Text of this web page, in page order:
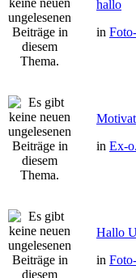
hallo
in
in Ex-
Hallo
in